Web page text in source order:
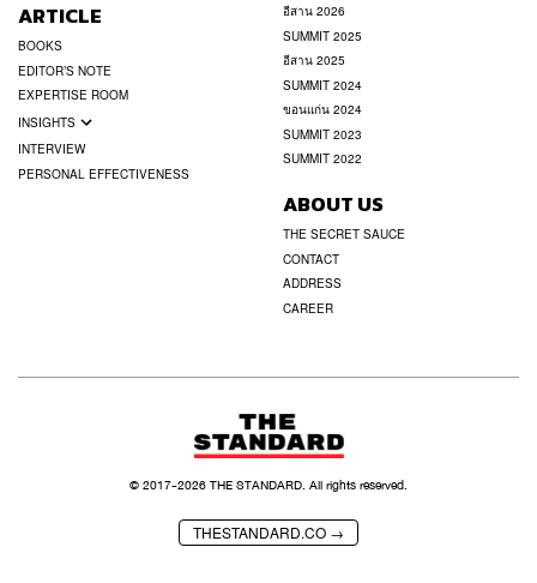
ARTICLE
BOOKS
EDITOR’S NOTE
EXPERTISE ROOM
INSIGHTS
INTERVIEW
PERSONAL EFFECTIVENESS
อีสาน 2026
SUMMIT 2025
อีสาน 2025
SUMMIT 2024
ขอนแก่น 2024
SUMMIT 2023
SUMMIT 2022
ABOUT US
THE SECRET SAUCE
CONTACT
ADDRESS
CAREER
THESTANDARD.CO →
© 2017-2026THE STANDARD. All rights reserved.